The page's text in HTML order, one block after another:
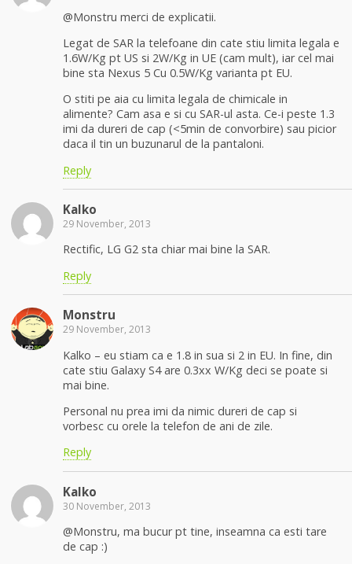
@Monstru merci de explicatii.
Legat de SAR la telefoane din cate stiu limita legala e
1.6W/Kg pt US si 2W/Kg in UE (cam mult), iar cel mai
bine sta Nexus 5 Cu 0.5W/Kg varianta pt EU.
O stiti pe aia cu limita legala de chimicale in
alimente? Cam asa e si cu SAR-ul asta. Ce-i peste 1.3
imi da dureri de cap (<5min de convorbire) sau picior
daca il tin un buzunarul de la pantaloni.
Reply
Kalko
29 November, 2013
Rectific, LG G2 sta chiar mai bine la SAR.
Reply
Monstru
29 November, 2013
Kalko – eu stiam ca e 1.8 in sua si 2 in EU. In fine, din
cate stiu Galaxy S4 are 0.3xx W/Kg deci se poate si
mai bine.
Personal nu prea imi da nimic dureri de cap si
vorbesc cu orele la telefon de ani de zile.
Reply
Kalko
30 November, 2013
@Monstru, ma bucur pt tine, inseamna ca esti tare
de cap :)